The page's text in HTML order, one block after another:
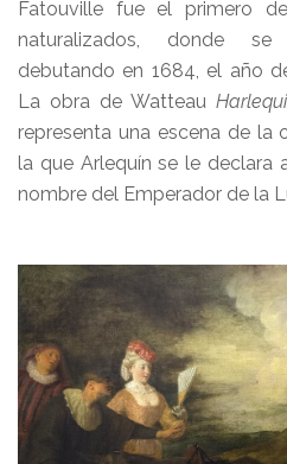
Fatouville fue el primero
naturalizados, donde se
debutando en 1684, el año
La obra de Watteau
representa una escena de la
la que Arlequín se le declara
nombre del Emperador de la